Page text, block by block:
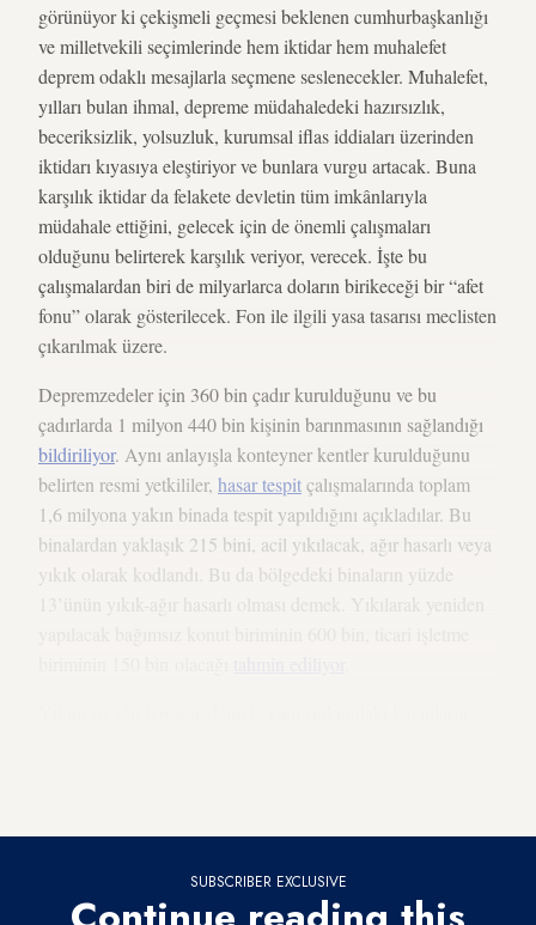
görünüyor ki çekişmeli geçmesi beklenen cumhurbaşkanlığı
ve milletvekili seçimlerinde hem iktidar hem muhalefet
deprem odaklı mesajlarla seçmene seslenecekler. Muhalefet,
yılları bulan ihmal, depreme müdahaledeki hazırsızlık,
beceriksizlik, yolsuzluk, kurumsal iflas iddiaları üzerinden
iktidarı kıyasıya eleştiriyor ve bunlara vurgu artacak. Buna
karşılık iktidar da felakete devletin tüm imkânlarıyla
müdahale ettiğini, gelecek için de önemli çalışmaları
olduğunu belirterek karşılık veriyor, verecek. İşte bu
çalışmalardan biri de milyarlarca doların birikeceği bir “afet
fonu” olarak gösterilecek. Fon ile ilgili yasa tasarısı meclisten
çıkarılmak üzere.
Depremzedeler için 360 bin çadır kurulduğunu ve bu
çadırlarda 1 milyon 440 bin kişinin barınmasının sağlandığı
bildiriliyor. Aynı anlayışla konteyner kentler kurulduğunu
belirten resmi yetkililer, hasar tespitçalışmalarında toplam
1,6 milyona yakın binada tespit yapıldığını açıkladılar. Bu
binalardan yaklaşık 215 bini, acil yıkılacak, ağır hasarlı veya
yıkık olarak kodlandı. Bu da bölgedeki binaların yüzde
13’ünün yıkık-ağır hasarlı olması demek. Yıkılarak yeniden
SUBSCRIBER EXCLUSIVE